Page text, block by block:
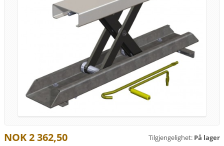
Tilgjengelighet: På lager
NOK 2 362,50